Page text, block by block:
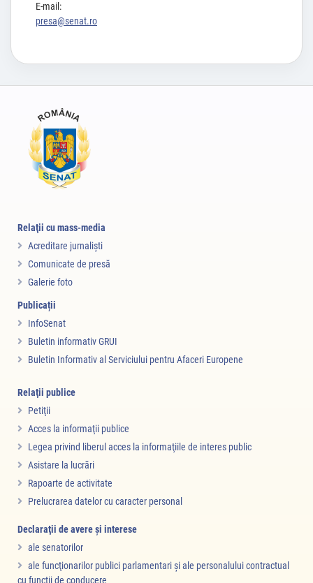
E-mail:
presa@senat.ro
Relaţii cu mass-media
Acreditare jurnalişti
Comunicate de presă
Galerie foto
Publicații
InfoSenat
Buletin informativ GRUI
Buletin Informativ al Serviciului pentru Afaceri Europene
Relaţii publice
Petiţii
Acces la informaţii publice
Legea privind liberul acces la informaţiile de interes public
Asistare la lucrări
Rapoarte de activitate
Prelucrarea datelor cu caracter personal
Declaraţii de avere şi interese
ale senatorilor
ale funcţionarilor publici parlamentari şi ale personalului contractual
cu funcţii de conducere